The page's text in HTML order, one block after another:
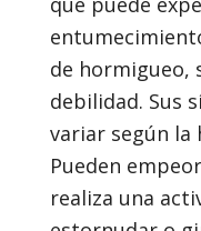
de hormigueo,
debilidad. Sus
variar según la
Pueden
realiza una